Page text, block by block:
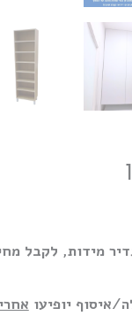
מידות, לקבל
איסוף יופיעו אחרי